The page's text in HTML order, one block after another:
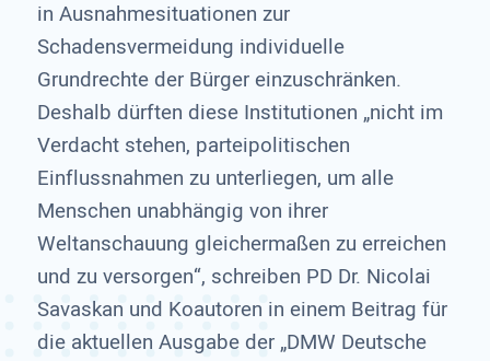
in Ausnahmesituationen zur
Schadensvermeidung individuelle
Grundrechte der Bürger einzuschränken.
Deshalb dürften diese Institutionen „nicht im
Verdacht stehen, parteipolitischen
Einflussnahmen zu unterliegen, um alle
Menschen unabhängig von ihrer
Weltanschauung gleichermaßen zu erreichen
und zu versorgen“, schreiben PD Dr. Nicolai
Savaskan und Koautoren in einem Beitrag für
die aktuellen Ausgabe der „DMW Deutsche